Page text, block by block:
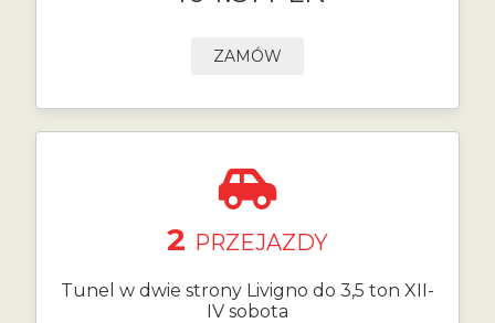
ZAMÓW
2 PRZEJAZDY
Tunel w dwie strony Livigno do 3,5 ton XII-
IV sobota